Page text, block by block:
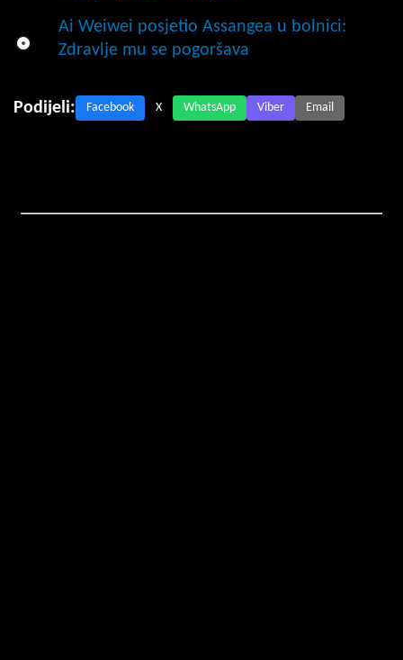
Ai Weiwei posjetio Assangea u bolnici:
Zdravlje mu se pogoršava
Podijeli: Facebook X WhatsApp Viber Email